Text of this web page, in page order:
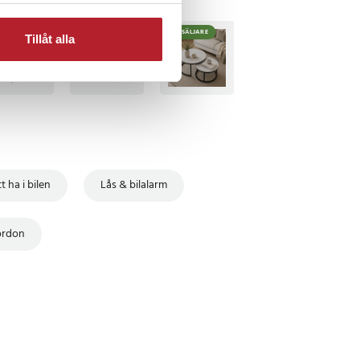
Tillåt alla
BÄSTSÄLJARE
ha i bilen Lås & bilalarm